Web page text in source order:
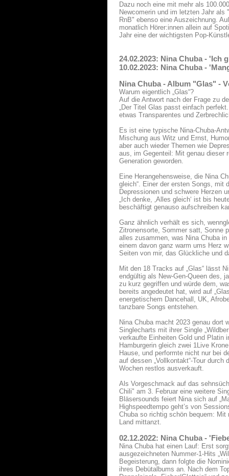
Dazu noch eine mit mehr als
Newcomerin und im letzten Jahr
RnB" ebenso eine Auszeichnung.
monatlich Hörer:innen allein auf
Jahr eine der wichtigsten Pop-
24.02.2023: Nina Chuba -
10.02.2023: Nina Chuba -
Nina Chuba - Album "Glas" -
Warum eigentlich „Glas“?
Auf die Antwort nach der Frage zu
„Der Titel Glas passt einfach
etwas Transparentes und
Es ist eine typische Nina-Chuba-
Mischung aus Witz und Ernst,
aber auch wieder Themen wie
aus, im Gegenteil: Mit genau dieser
Generation geworden.
Eine Herangehensweise, die Nina
gleich“. Einer der ersten Songs, mit
Depressionen und schwere Herzen
„Ich denke, ‚Alles gleich‘ ist bis
beschäftigt genauso aufschreiben
Ganz ähnlich verhält es sich,
Zitronensorte, Sommer satt, Sonne
alles zusammen, was Nina Chuba
einem davon ganz warm ums Herz
Seiten von mir, das Glückliche und
Mit den 18 Tracks auf „Glas“ lässt
endgültig als New-Gen-Queen des,
zu kurz gegriffen und würde dem,
bereits angedeutet hat, wird auf
energetischem Dancehall, UK,
tanzbare Songs entstehen.
Nina Chuba macht 2023 genau
Singlecharts mit ihrer Single
verkaufte Einheiten Gold und Platin
Hamburgerin gleich zwei 1Live
Hause, und performte nicht nur bei
auf dessen „Vollkontakt“-Tour
Wochen restlos ausverkauft.
Als Vorgeschmack auf das
Chili" am 3. Februar eine weitere
Bläsersounds feiert Nina sich auf
Highspeedtempo geht’s von
Chuba so richtig schön bequem: Mit
Land mittanzt.
02.12.2022: Nina Chuba -
Nina Chuba hat einen Lauf: Erst
ausgezeichneten Nummer-1-Hits
Begeisterung, dann folgte die
ihres Debütalbums an. Nach dem